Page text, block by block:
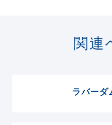
関連
ラバーダ